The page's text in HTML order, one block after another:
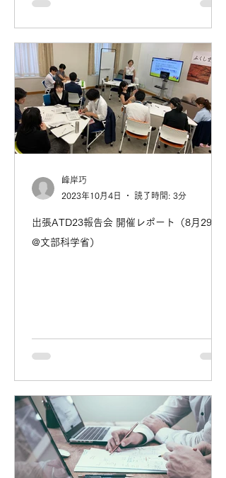
出張ATD23報告会 開催レポート（8月29日
@文部科学省）
峰岸巧
2023年10月4日
読了時間: 3分